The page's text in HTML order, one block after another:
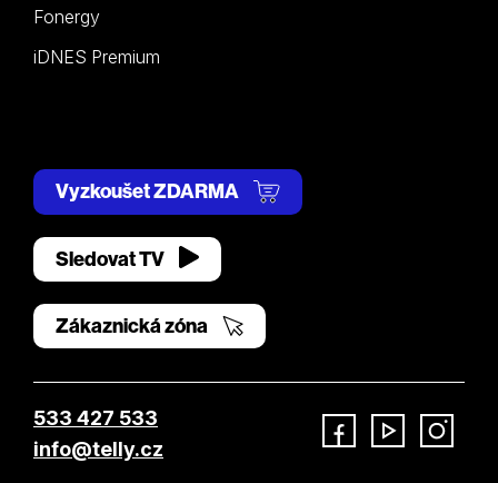
Fonergy
iDNES Premium
Vyzkoušet ZDARMA
Sledovat TV
Zákaznická zóna
533 427 533
info@telly.cz